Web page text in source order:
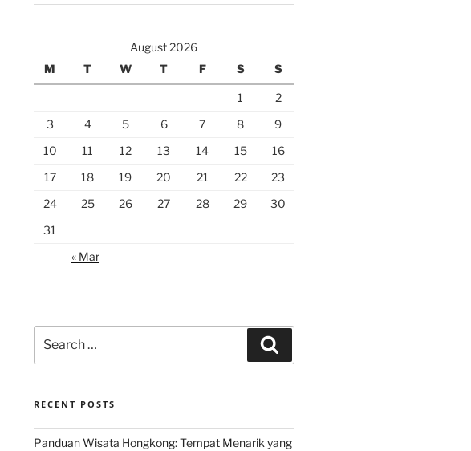
August 2026
M
T W T F S S
1
2
3
4 5 6 7 8
9
10
11 12 13 14 15
16
17
18 19 20 21 22
23
24
25 26 27 28 29
30
31
« Mar
for:
RECENT POSTS
Panduan Wisata Hongkong: Tempat Menarik yang